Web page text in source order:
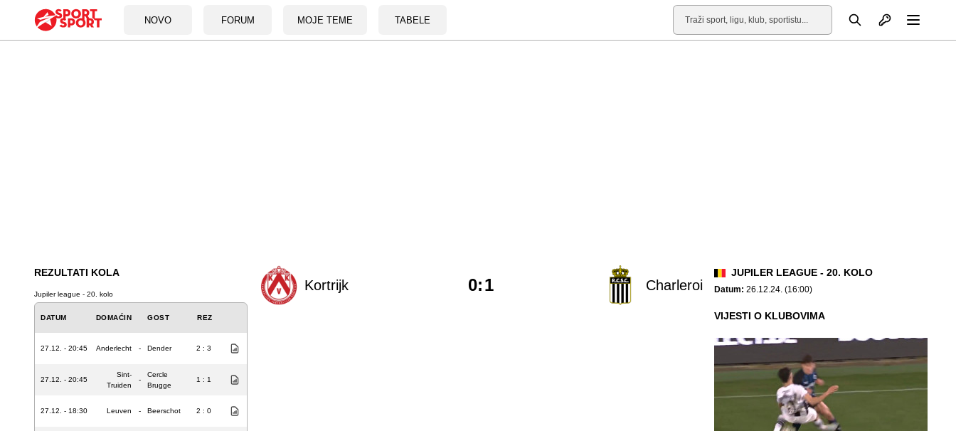
NOVO FORUM MOJE TEME TABELE
Pretraga Otvori profil
REZULTATI KOLA
Jupiler league - 20. kolo
DATUM DOMAĆIN GOST REZ
27.12. - 20:45 Anderlecht - Dender 2 : 3
27.12. - 20:45
Sint-
Truiden
-
Cercle
Brugge
1 : 1
27.12. - 18:30 Leuven - Beerschot 2 : 0
Kortrijk Charleroi
0:1
JUPILER LEAGUE - 20. KOLO
Datum: 26.12.24. (16:00)
VIJESTI O KLUBOVIMA